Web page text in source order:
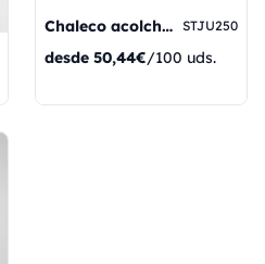
Chaleco acolchado STJU250
desde 50,44€/100 uds.